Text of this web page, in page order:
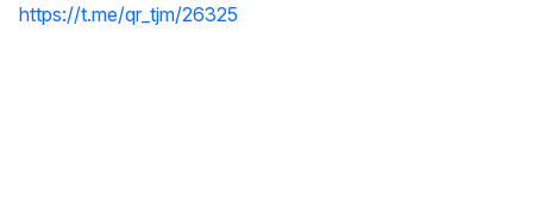
https://t.me/qr_tjm/26325